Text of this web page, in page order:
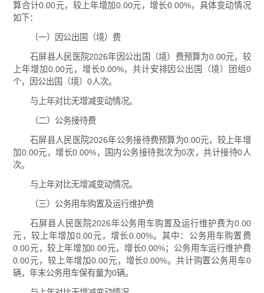
算合计0.00元，较上年增加0.00元，增长0.00%，具体变动情况
如下：
（一）因公出国（境）费
石屏县人民医院2026年因公出国（境）费预算为0.00元，较
上年增加0.00元，增长0.00%，共计安排因公出国（境）团组0
个，因公出国（境）0人次。
与上年对比无增减变动情况。
（二）公务接待费
石屏县人民医院2026年公务接待费预算为0.00元，较上年增
加0.00元，增长0.00%，国内公务接待批次为0次，共计接待0人
次。
与上年对比无增减变动情况。
（三）公务用车购置及运行维护费
石屏县人民医院2026年公务用车购置及运行维护费为0.00
元，较上年增加0.00元，增长0.00%。其中：公务用车购置费
0.00元，较上年增加0.00元，增长0.00%；公务用车运行维护费
0.00元，较上年增加0.00元，增长0.00%。共计购置公务用车0
辆，年末公务用车保有量为0辆。